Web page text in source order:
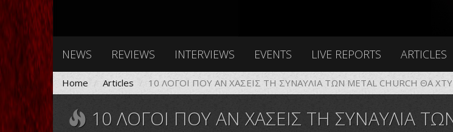
NEWS REVIEWS INTERVIEWS EVENTS LIVE REPORTS ARTICLES
Home Articles 10 ΛΟΓΟΙ ΠΟΥ ΑΝ ΧΑΣΕΙΣ ΤΗ ΣΥΝΑΥΛΙΑ ΤΩΝ METAL CHURCH ΘΑ
10 ΛΟΓΟΙ ΠΟΥ ΑΝ ΧΑΣΕΙΣ ΤΗ ΣΥΝΑΥΛΙΑ ΤΩΝ